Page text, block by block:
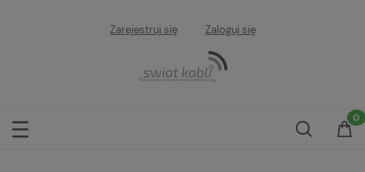
Zarejestruj się Zaloguj się